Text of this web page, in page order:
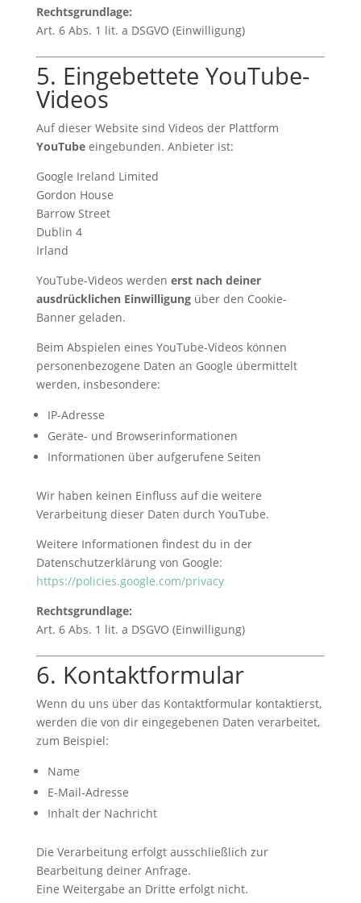
Rechtsgrundlage:
Art. 6 Abs. 1 lit. a DSGVO (Einwilligung)
5. Eingebettete YouTube-
Videos
Auf dieser Website sind Videos der Plattform
YouTubeeingebunden. Anbieter ist:
Google Ireland Limited
Gordon House
Barrow Street
Dublin 4
Irland
YouTube-Videos werden erst nach deiner
ausdrücklichen Einwilligungüber den Cookie-
Banner geladen.
Beim Abspielen eines YouTube-Videos können
personenbezogene Daten an Google übermittelt
werden, insbesondere:
IP-Adresse
Geräte- und Browserinformationen
Informationen über aufgerufene Seiten
Wir haben keinen Einfluss auf die weitere
Verarbeitung dieser Daten durch YouTube.
Weitere Informationen findest du in der
Datenschutzerklärung von Google:
https://policies.google.com/privacy
Rechtsgrundlage:
Art. 6 Abs. 1 lit. a DSGVO (Einwilligung)
6. Kontaktformular
Wenn du uns über das Kontaktformular kontaktierst,
werden die von dir eingegebenen Daten verarbeitet,
zum Beispiel:
Name
E-Mail-Adresse
Inhalt der Nachricht
Die Verarbeitung erfolgt ausschließlich zur
Bearbeitung deiner Anfrage.
Eine Weitergabe an Dritte erfolgt nicht.